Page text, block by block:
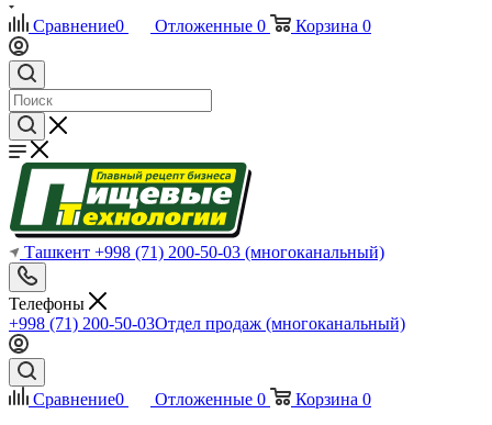
Сравнение0 Отложенные 0 Корзина 0
Ташкент +998 (71) 200-50-03 (многоканальный)
Телефоны
+998 (71) 200-50-03Отдел продаж (многоканальный)
Сравнение0 Отложенные 0 Корзина 0